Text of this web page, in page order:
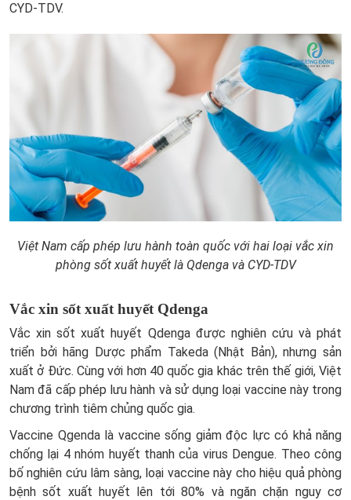
CYD-TDV.
Việt Nam cấp phép lưu hành toàn quốc với hai loại vắc xin
phòng sốt xuất huyết là Qdenga và CYD-TDV
Vắc xin sốt xuất huyết Qdenga
Vắc xin sốt xuất huyết Qdenga được nghiên cứu và phát
triển bởi hãng Dược phẩm Takeda (Nhật Bản), nhưng sản
xuất ở Đức. Cùng với hơn 40 quốc gia khác trên thế giới, Việt
Nam đã cấp phép lưu hành và sử dụng loại vaccine này trong
chương trình tiêm chủng quốc gia.
Vaccine Qgenda là vaccine sống giảm độc lực có khả năng
chống lại 4 nhóm huyết thanh của virus Dengue. Theo công
bố nghiên cứu lâm sàng, loại vaccine này cho hiệu quả phòng
bệnh sốt xuất huyết lên tới 80% và ngăn chặn nguy cơ